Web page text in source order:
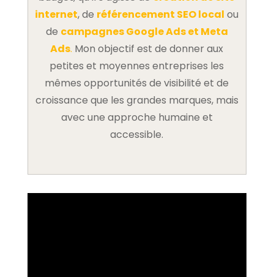
internet, de référencement SEO local ou
de campagnes Google Ads et Meta
Ads. Mon objectif est de donner aux
petites et moyennes entreprises les
mêmes opportunités de visibilité et de
croissance que les grandes marques, mais
avec une approche humaine et
accessible.